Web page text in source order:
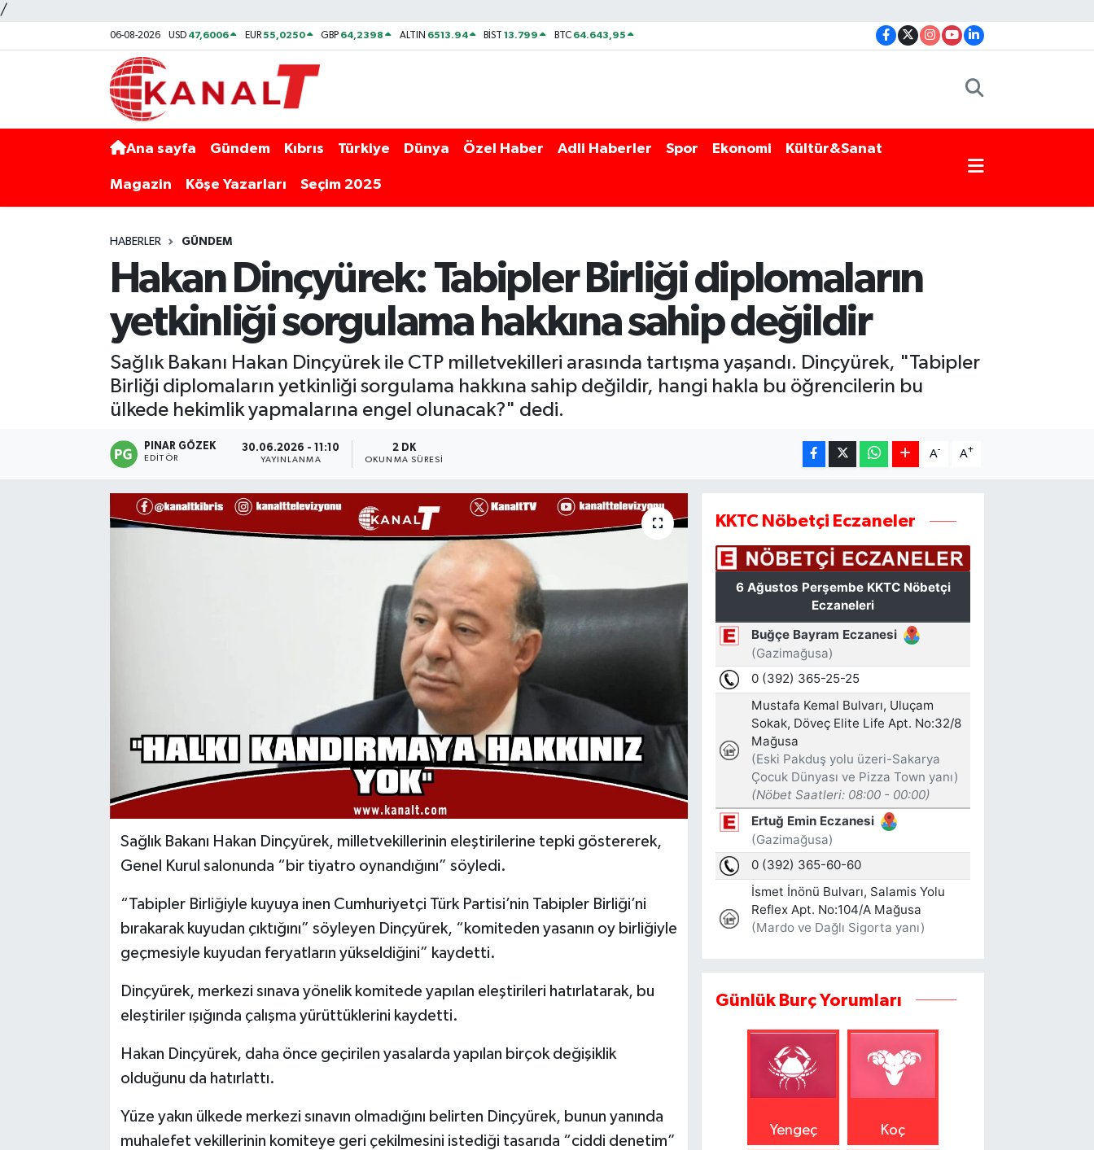
/
06-08-2026 USD 47,6006 EUR55,0250 GBP 64,2398 ALTIN 6513.94 BİST13.799 BTC 64.643,95
Ana sayfa Gündem Kıbrıs Türkiye Dünya Özel Haber Adli Haberler Spor Ekonomi Kültür&Sanat
Magazin Köşe Yazarları Seçim 2025
HABERLER GÜNDEM
Hakan Dinçyürek: Tabipler Birliği diplomaların
yetkinliği sorgulama hakkına sahip değildir
Sağlık Bakanı Hakan Dinçyürek ile CTP milletvekilleri arasında tartışma yaşandı. Dinçyürek, "Tabipler
Birliği diplomaların yetkinliği sorgulama hakkına sahip değildir, hangi hakla bu öğrencilerin bu
ülkede hekimlik yapmalarına engel olunacak?" dedi.
PINAR GÖZEK
EDITÖR
30.06.2026 - 11:10
YAYINLANMA
2 DK
OKUNMA SÜRESI
A- A+
Sağlık Bakanı Hakan Dinçyürek, milletvekillerinin eleştirilerine tepki göstererek,
Genel Kurul salonunda “bir tiyatro oynandığını” söyledi.
“Tabipler Birliğiyle kuyuya inen Cumhuriyetçi Türk Partisi’nin Tabipler Birliği’ni
bırakarak kuyudan çıktığını” söyleyen Dinçyürek, “komiteden yasanın oy birliğiyle
geçmesiyle kuyudan feryatların yükseldiğini” kaydetti.
Dinçyürek, merkezi sınava yönelik komitede yapılan eleştirileri hatırlatarak, bu
eleştiriler ışığında çalışma yürüttüklerini kaydetti.
Hakan Dinçyürek, daha önce geçirilen yasalarda yapılan birçok değişiklik
olduğunu da hatırlattı.
Yüze yakın ülkede merkezi sınavın olmadığını belirten Dinçyürek, bunun yanında
muhalefet vekillerinin komiteye geri çekilmesini istediği tasarıda “ciddi denetim”
KKTC Nöbetçi Eczaneler
Günlük Burç Yorumları
Yengeç Koç